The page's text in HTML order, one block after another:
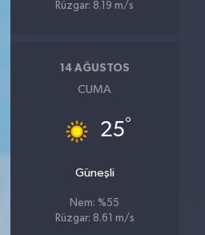
Rüzgar: 8.19 m/s
14 AĞUSTOS
CUMA
25°
Güneşli
Nem: %55
Rüzgar: 8.61 m/s